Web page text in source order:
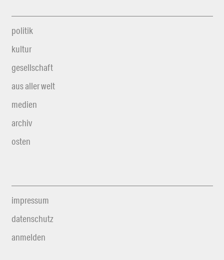
politik
kultur
gesellschaft
aus aller welt
medien
archiv
osten
impressum
datenschutz
anmelden